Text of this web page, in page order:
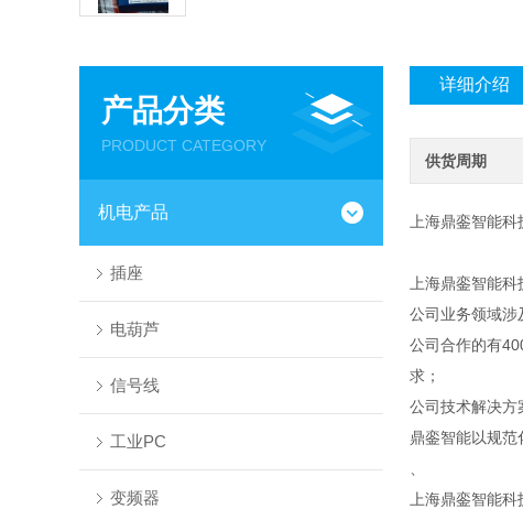
产品分类
PRODUCT CATEGORY
机电产品
插座
电葫芦
信号线
工业PC
变频器
详细介绍
供货周期
上海鼎銮智能
上海鼎銮智能
公司业务领域涉
公司合作的有
求；
公司技术解决方
鼎銮智能以规范
上海鼎銮智能